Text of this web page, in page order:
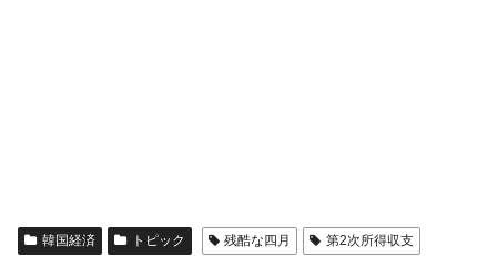
韓国経済 トピック 残酷な四月
第2次所得収支